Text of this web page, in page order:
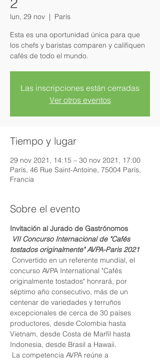
lun, 29 nov
  |
París
Esta es una oportunidad única para que
los chefs y baristas comparen y califiquen
cafés de todo el mundo.
Las inscripciones están cerradas
Ver otros eventos
Tiempo y lugar
29 nov 2021, 14:15 – 30 nov 2021, 17:00
París, 46 Rue Saint-Antoine, 75004 París,
Francia
Sobre el evento
Invitación al Jurado de Gastrónomos
VII Concurso Internacional de "Cafés
tostados originalmente" AVPA-Paris 2021
concurso AVPA International "Cafés
originalmente tostados" honrará, por
séptimo año consecutivo, más de un
centenar de variedades y terruños
excepcionales de cerca de 30 países
productores, desde Colombia hasta
Vietnam, desde Costa de Marfil hasta
Indonesia, desde Brasil a Hawaii.